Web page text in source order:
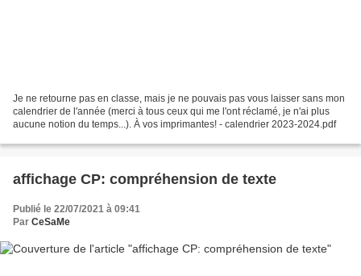
Je ne retourne pas en classe, mais je ne pouvais pas vous laisser sans mon
calendrier de l'année (merci à tous ceux qui me l'ont réclamé, je n'ai plus
aucune notion du temps...). À vos imprimantes! - calendrier 2023-2024.pdf
affichage CP: compréhension de texte
Publié le 22/07/2021 à 09:41
Par CeSaMe